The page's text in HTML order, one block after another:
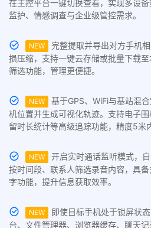
在主控平台一键切换查看，实现多设
监护、情感调查与企业级管控需求。
NEW
完整提取并导出对方手机
损压缩，支持一键云存储或批量下载
筛选功能，管理更便捷。
NEW
基于GPS、WiFi与基站混
机位置并生成可视化轨迹。支持电子
留时长统计等高级追踪功能，精度5米
NEW
开启实时通话监听模式，
按时间段、联系人筛选录音内容，具
字功能，提升信息获取效率。
NEW
即使目标手机处于锁屏状
台、文件管理器、浏览器缓存、聊天